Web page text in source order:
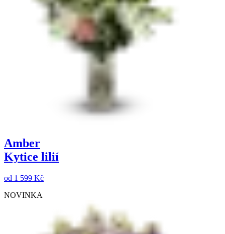
Amber
Kytice lilií
od 1 599 Kč
NOVINKA